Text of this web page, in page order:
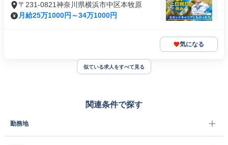
〒231-0821神奈川県横浜市中区本牧原
月給25万1000円～34万1000円
気になる
似ている求人をすべて見る
関連条件で探す
勤務地